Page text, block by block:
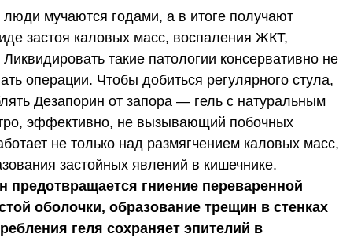
мучаются годами, а в итоге получают
застоя каловых масс, воспаления ЖКТ,
такие патологии консервативно не
операции. Чтобы добиться регулярного стула,
Дезапорин от запора — гель с натуральным
эффективно, не вызывающий побочных
не только над размягчением каловых масс,
застойных явлений в кишечнике.
предотвращается гниение переваренной
оболочки, образование трещин в стенках
геля сохраняет эпителий в